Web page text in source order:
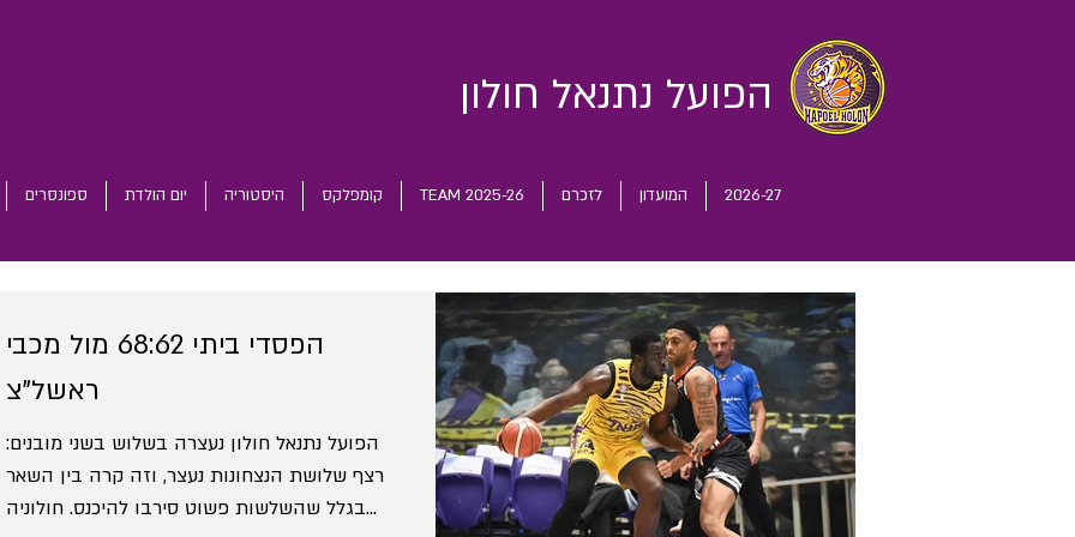
הפועל נתנאל חולון
2026-27 המועדון לזכרם TEAM 2025-26 קומפלקס היסטוריה יום הולדת ספונסרים
הפסדי ביתי 68:62 מול מכבי
ראשל"צ
הפועל נתנאל חולון נעצרה בשלוש בשני מובנים:
רצף שלושת הנצחונות נעצר, וזה קרה בין השאר
בגלל שהשלשות פשוט סירבו להיכנס. חולוניה